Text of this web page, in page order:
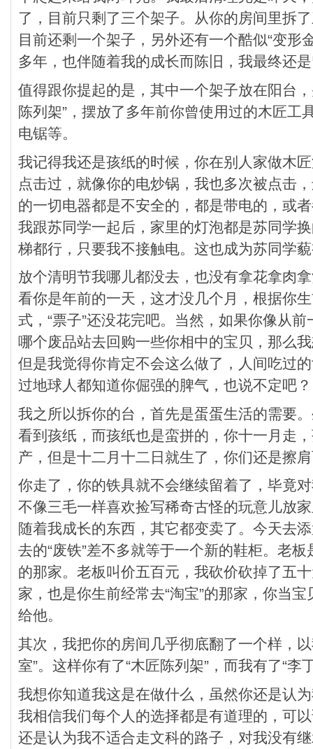
了，目前只剩了三个架子。从你的房间里拆
目前还剩一个架子，另外还有一个酷似“变形
多年，也伴随着我的成长而陈旧，我最终还
值得跟你提起的是，其中一个架子放在阳台，
陈列架”，摆放了多年前你曾使用过的木匠工
电锯等。
我记得我还是孩纸的时候，你在别人家做木
点击过，就像你的电炒锅，我也多次被点击
的一切电器都是不安全的，都是带电的，或
我跟苏同学一起后，家里的灯泡都是苏同学
梯都行，只要我不接触电。这也成为苏同学
放个清明节我哪儿都没去，也没有拿花拿肉
看你是年前的一天，这才没几个月，根据你
式，“票子”还没花完吧。当然，如果你像从
哪个废品站去回购一些你相中的宝贝，那么
但是我觉得你肯定不会这么做了，人间吃过
过地球人都知道你倔强的脾气，也说不定吧？
我之所以拆你的台，首先是蛋蛋生活的需要
看到孩纸，而孩纸也是蛮拼的，你十一月走
产，但是十二月十二日就生了，你们还是擦
你走了，你的铁具就不会继续留着了，毕竟
不像三毛一样喜欢捡写稀奇古怪的玩意儿放
随着我成长的东西，其它都变卖了。今天去
去的“废铁”差不多就等于一个新的鞋柜。老
的那家。老板叫价五百元，我砍价砍掉了五
家，也是你生前经常去“淘宝”的那家，你当
给他。
其次，我把你的房间几乎彻底翻了一个样，
室”。这样你有了“木匠陈列架”，而我有了“李
我想你知道我这是在做什么，虽然你还是认
我相信我们每个人的选择都是有道理的，可
还是认为我不适合走文科的路子，对我没有